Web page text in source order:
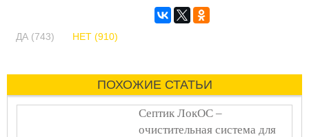
ДА (743) НЕТ (910)
ПОХОЖИЕ СТАТЬИ
Септик ЛокОС –
очистительная система для